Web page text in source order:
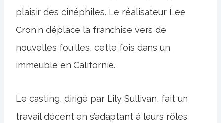
plaisir des cinéphiles. Le réalisateur Lee
Cronin déplace la franchise vers de
nouvelles fouilles, cette fois dans un
immeuble en Californie.
Le casting, dirigé par Lily Sullivan, fait un
travail décent en s’adaptant à leurs rôles